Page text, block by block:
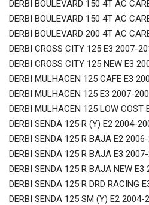
DERBI BOULEVARD 150 4T AC
DERBI BOULEVARD 150 4T AC
DERBI BOULEVARD 200 4T AC
DERBI CROSS CITY 125 E3 2007-
DERBI CROSS CITY 125 NEW E3
DERBI MULHACEN 125 CAFE E3
DERBI MULHACEN 125 E3 2007-
DERBI MULHACEN 125 LOW COST
DERBI SENDA 125 R (Y) E2 2004-
DERBI SENDA 125 R BAJA E2
DERBI SENDA 125 R BAJA E3
DERBI SENDA 125 R BAJA NEW
DERBI SENDA 125 R DRD RACING
DERBI SENDA 125 SM (Y) E2 2004-